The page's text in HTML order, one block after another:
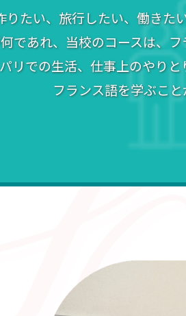
りたい、旅行したい、働きた
であれ、当校のコースは、
リでの生活、仕事上のやり
フランス語を学ぶこ